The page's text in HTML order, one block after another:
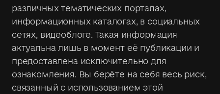
различных тематических порталах,
информационных каталогах, в социальных
сетях, видеоблоге. Такая информация
актуальна лишь в момент её публикации и
предоставлена исключительно для
ознакомления. Вы берёте на себя весь риск,
связанный с использованием этой